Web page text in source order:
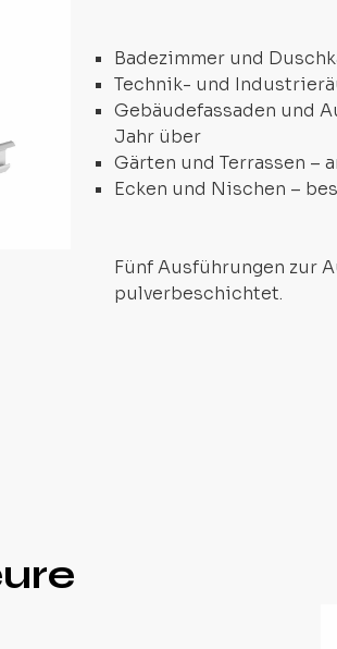
Badezimmer und
Technik- und
Gebäudefassaden und
Jahr über
Gärten und Terrassen
Ecken und Nischen –
Fünf Ausführungen zur
pulverbeschichtet.